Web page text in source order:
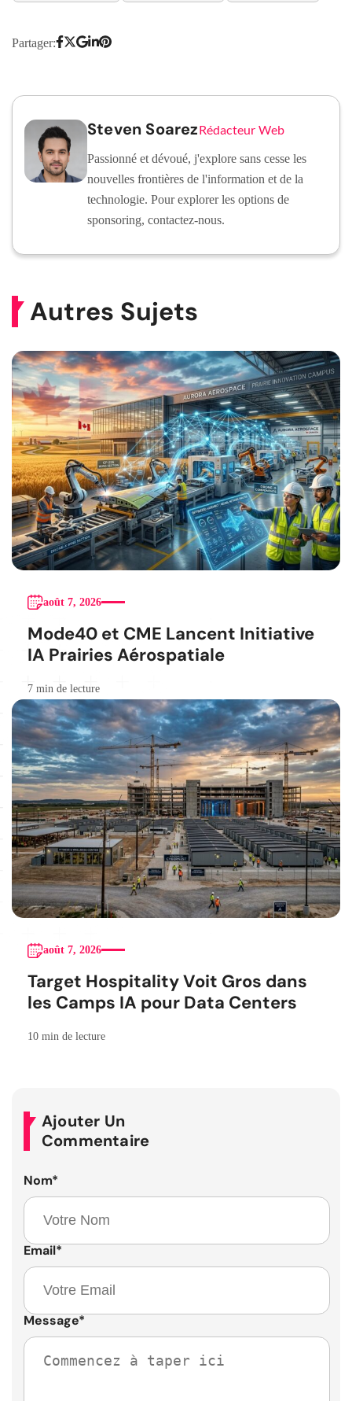
Partager:
Steven SoarezRédacteur Web
Passionné et dévoué, j'explore sans cesse les
nouvelles frontières de l'information et de la
technologie. Pour explorer les options de
sponsoring, contactez-nous.
Autres Sujets
août 7, 2026
Mode40 et CME Lancent Initiative
IA Prairies Aérospatiale
7 min de lecture
août 7, 2026
Target Hospitality Voit Gros dans
les Camps IA pour Data Centers
10 min de lecture
Ajouter Un
Commentaire
Nom*
Email*
Message*